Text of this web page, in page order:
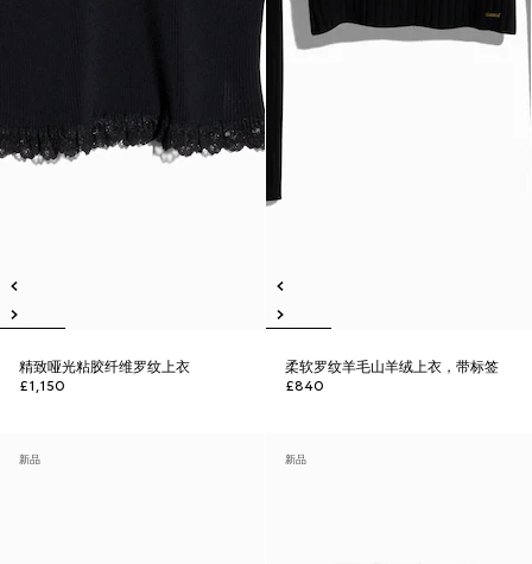
精致哑光粘胶纤维罗纹上衣
£1,150
柔软罗纹羊毛山羊绒上衣，带标签
£840
新品 新品